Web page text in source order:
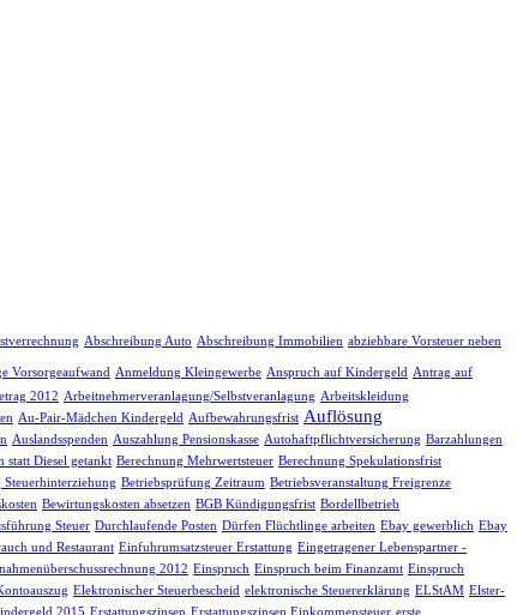
Abschreibung Auto Abschreibung Immobilien abziehbare Vorsteuer neben
Vorsorgeaufwand Anmeldung Kleingewerbe Anspruch auf Kindergeld
Antrag auf
2012 Arbeitnehmerveranlagung/Selbstveranlagung Arbeitskleidung
Au-Pair-Mädchen Kindergeld Aufbewahrungsfrist Auflösung
Auslandsspenden Auszahlung Pensionskasse Autohaftpflichtversicherung Barzahlungen
statt Diesel getankt Berechnung Mehrwertsteuer Berechnung Spekulationsfrist
Betriebsprüfung Zeitraum Betriebsveranstaltung Freigrenze
Bewirtungskosten absetzen BGB Kündigungsfrist Bordellbetrieb
Steuer Durchlaufende Posten Dürfen Flüchtlinge arbeiten Ebay gewerblich Ebay
und Restaurant Einfuhrumsatzsteuer Erstattung Eingetragener Lebenspartner -
2012 Einspruch Einspruch beim Finanzamt Einspruch
Elektronischer Steuerbescheid elektronische Steuererklärung ELStAM Elster-
2015 Erstattungszinsen Erstattungszinsen Einkommensteuer erste